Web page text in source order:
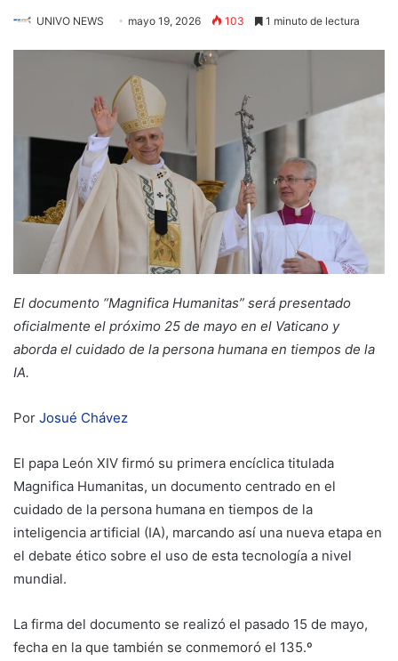
UNIVO NEWS mayo 19, 2026 103 1 minuto de lectura
El documento “Magnifica Humanitas” será presentado
oficialmente el próximo 25 de mayo en el Vaticano y
aborda el cuidado de la persona humana en tiempos de la
IA.
Por Josué Chávez
El papa León XIV firmó su primera encíclica titulada
Magnifica Humanitas, un documento centrado en el
cuidado de la persona humana en tiempos de la
inteligencia artificial (IA), marcando así una nueva etapa en
el debate ético sobre el uso de esta tecnología a nivel
mundial.
La firma del documento se realizó el pasado 15 de mayo,
fecha en la que también se conmemoró el 135.º